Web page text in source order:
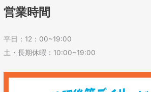
営業時間
平日：12：00~19:00
土・長期休暇：10:00~19:00